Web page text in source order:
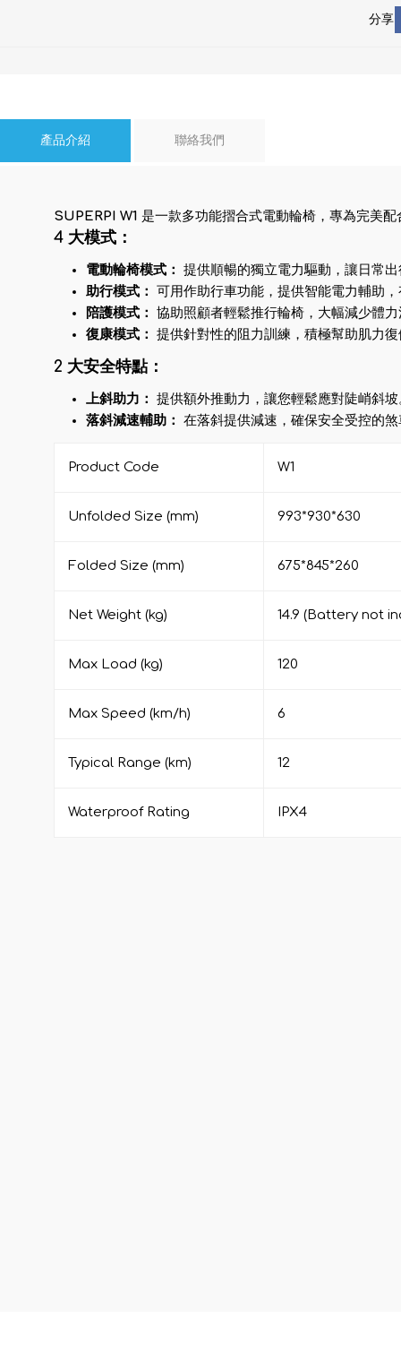
分享
產品介紹 聯絡我們
SUPERPI W1 是一款多功能摺合式電動輪椅，專為完美
4 大模式：
電動輪椅模式： 提供順暢的獨立電力驅動，讓日常
助行模式： 可用作助行車功能，提供智能電力輔助
陪護模式： 協助照顧者輕鬆推行輪椅，大幅減少體
復康模式： 提供針對性的阻力訓練，積極幫助肌力
2 大安全特點：
上斜助力： 提供額外推動力，讓您輕鬆應對陡峭斜坡
落斜減速輔助： 在落斜提供減速，確保安全受控的
Product Code W1
Unfolded Size (mm) 993*930*630
Folded Size (mm) 675*845*260
Net Weight (kg) 14.9 (Battery not
Max Load (kg) 120
Max Speed (km/h) 6
Typical Range (km) 12
Waterproof Rating IPX4